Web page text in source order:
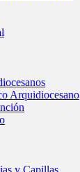
Arquidiocesano
y Capillas